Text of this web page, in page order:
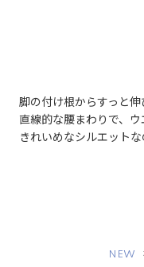
脚の付け根からすっと
直線的な腰まわりで、
きれいめなシルエット
NEW